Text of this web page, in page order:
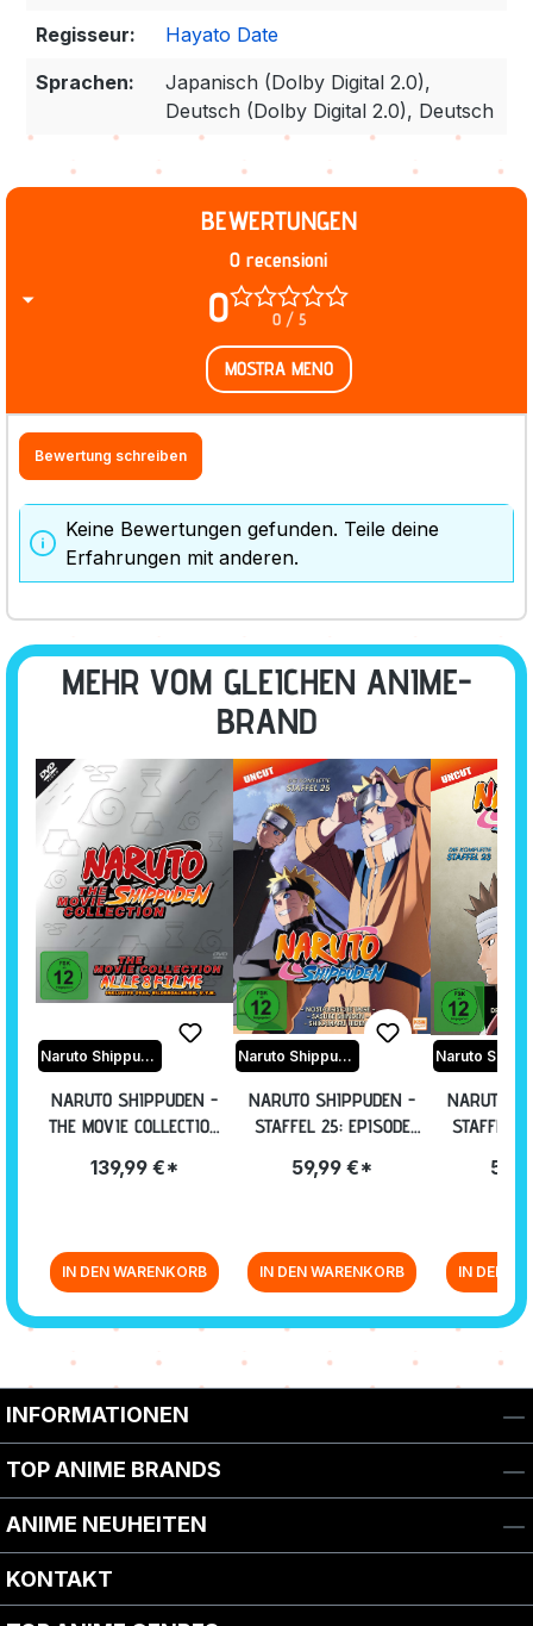
Regisseur:
Hayato Date
Sprachen:
Japanisch (Dolby Digital 2.0),
Deutsch (Dolby Digital 2.0), Deutsch
BEWERTUNGEN
0 0 / 5
0 recensioni
MOSTRA MENO
Bewertung schreiben
Keine Bewertungen gefunden. Teile deine
Erfahrungen mit anderen.
MEHR VOM GLEICHEN ANIME-
BRAND
Naruto Shippuden
NARUTO SHIPPUDEN -
THE MOVIE COLLECTION
139,99 €*
IN DEN WARENKORB
Naruto Shippuden
NARUTO SHIPPUDEN -
STAFFEL 25: EPISODE
59,99 €*
IN DEN WARENKORB
NARUTO
STAFFEL
IN DEN
Zurück zur Vor-/Zurück-Navigation
INFORMATIONEN
TOP ANIME BRANDS
ANIME NEUHEITEN
KONTAKT